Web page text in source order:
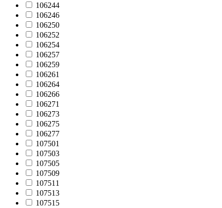
106244
106246
106250
106252
106254
106257
106259
106261
106264
106266
106271
106273
106275
106277
107501
107503
107505
107509
107511
107513
107515